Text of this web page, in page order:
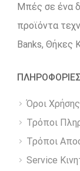
Μπές σε ένα
προϊόντα
Βanks, Θήκες
ΠΛΗΡΟΦΟΡΙΕΣ
Όροι
Τρόποι
Τρόποι
Service